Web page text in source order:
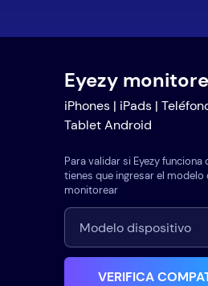
Eyezy
iPhones | iPads |
Tablet Android
Para validar si Eyezy
tienes que ingresar el modelo
monitorear
VERIFICA